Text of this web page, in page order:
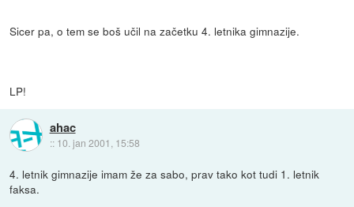
Sicer pa, o tem se boš učil na začetku 4. letnika gimnazije.
LP!
ahac
:: 10. jan 2001, 15:58
4. letnik gimnazije imam že za sabo, prav tako kot tudi 1. letnik
faksa.